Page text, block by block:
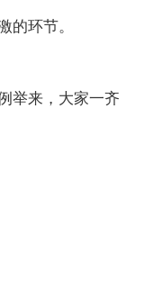
环节。
来，大家一齐